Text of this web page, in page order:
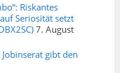
Riskantes
Seriosität setzt
7. August
gibt den